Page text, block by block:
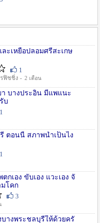
ะเหยื่อปลอมศรีสะเกษ
1
ฟิชชิ่ง - 2 เดือน
า บางประอิน มีแพแนะ
บ
1
ตอนนี้ สภาพน้ำเป็นไง
1
กเอง ขับเอง แวะเอง จั
มโคก
3
บางพระชลบุรีให้ด้วยครั